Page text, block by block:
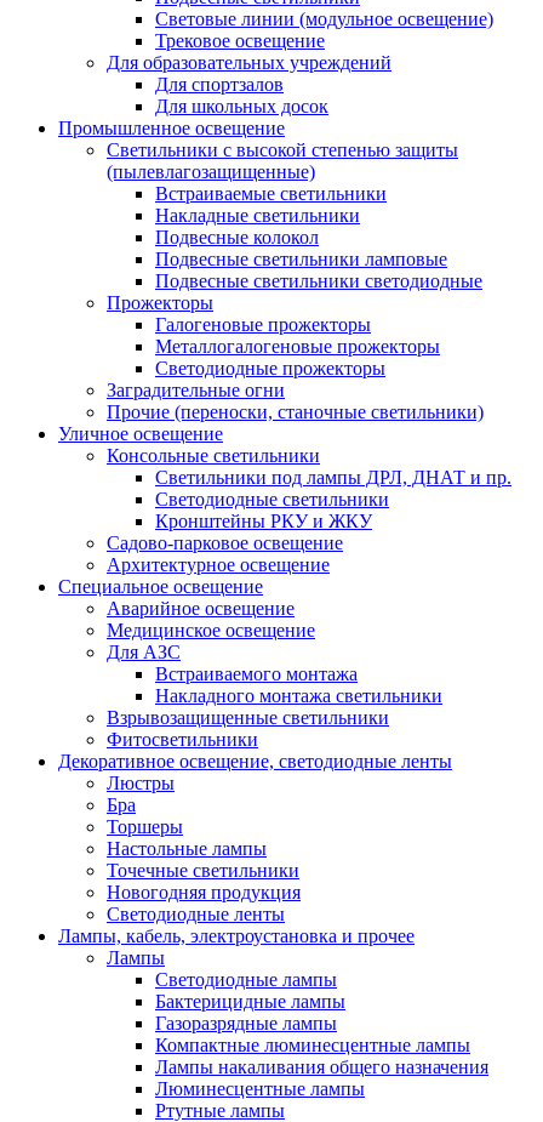
Световые линии (модульное освещение)
Трековое освещение
Для образовательных учреждений
Для спортзалов
Для школьных досок
Промышленное освещение
Светильники с высокой степенью защиты
(пылевлагозащищенные)
Встраиваемые светильники
Накладные светильники
Подвесные колокол
Подвесные светильники ламповые
Подвесные светильники светодиодные
Прожекторы
Галогеновые прожекторы
Металлогалогеновые прожекторы
Светодиодные прожекторы
Заградительные огни
Прочие (переноски, станочные светильники)
Уличное освещение
Консольные светильники
Cветильники под лампы ДРЛ, ДНАТ и пр.
Cветодиодные светильники
Кронштейны РКУ и ЖКУ
Садово-парковое освещение
Архитектурное освещение
Специальное освещение
Аварийное освещение
Медицинское освещение
Для АЗС
Встраиваемого монтажа
Накладного монтажа светильники
Взрывозащищенные светильники
Фитосветильники
Декоративное освещение, светодиодные ленты
Люстры
Бра
Торшеры
Настольные лампы
Точечные светильники
Новогодняя продукция
Светодиодные ленты
Лампы, кабель, электроустановка и прочее
Лампы
Светодиодные лампы
Бактерицидные лампы
Газоразрядные лампы
Компактные люминесцентные лампы
Лампы накаливания общего назначения
Люминесцентные лампы
Ртутные лампы